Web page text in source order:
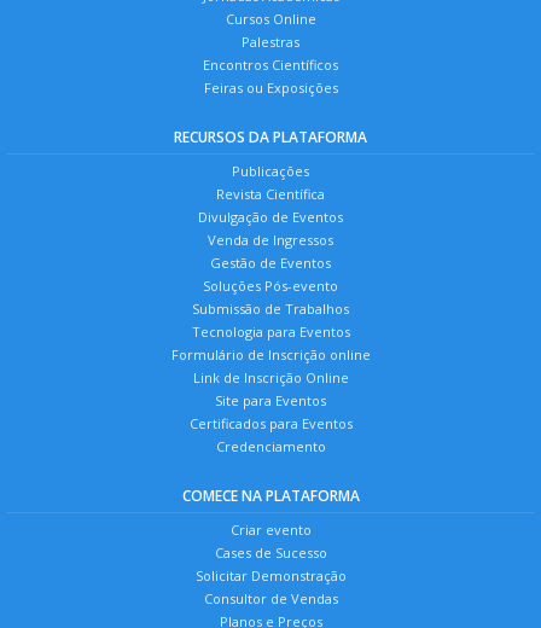
Cursos Online
Palestras
Encontros Científicos
Feiras ou Exposições
RECURSOS DA PLATAFORMA
Publicações
Revista Científica
Divulgação de Eventos
Venda de Ingressos
Gestão de Eventos
Soluções Pós-evento
Submissão de Trabalhos
Tecnologia para Eventos
Formulário de Inscrição online
Link de Inscrição Online
Site para Eventos
Certificados para Eventos
Credenciamento
COMECE NA PLATAFORMA
Criar evento
Cases de Sucesso
Solicitar Demonstração
Consultor de Vendas
Planos e Preços